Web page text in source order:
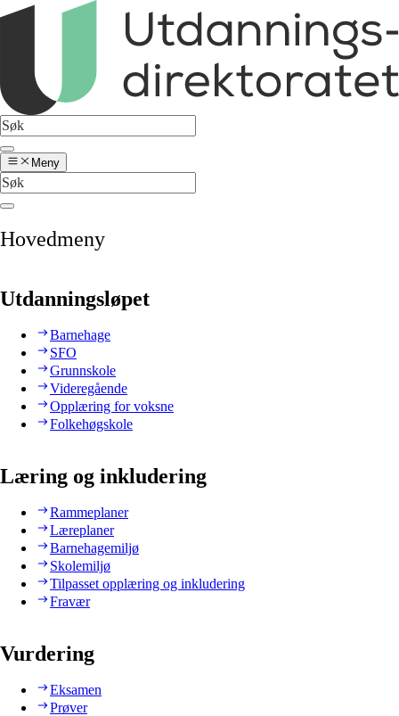
Meny
Hovedmeny
Utdanningsløpet
Barnehage
SFO
Grunnskole
Videregående
Opplæring for voksne
Folkehøgskole
Læring og inkludering
Rammeplaner
Læreplaner
Barnehagemiljø
Skolemiljø
Tilpasset opplæring og inkludering
Fravær
Vurdering
Eksamen
Prøver